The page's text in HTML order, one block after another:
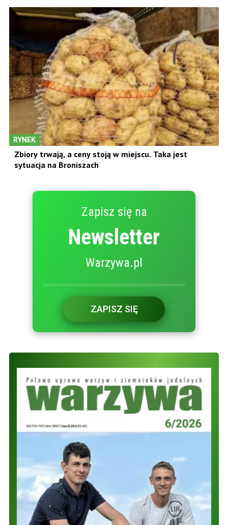
RYNEK
Zbiory trwają, a ceny stoją w miejscu. Taka jest
sytuacja na Broniszach
Zapisz się na
Newsletter
Warzywa.pl
ZAPISZ SIĘ